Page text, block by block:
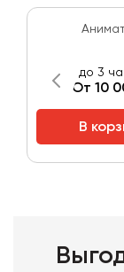
до 3
От 10
В